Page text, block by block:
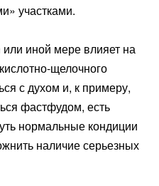
участками.
иной мере влияет на
щелочного
с духом и, к примеру,
фастфудом, есть
нормальные кондиции
наличие серьезных